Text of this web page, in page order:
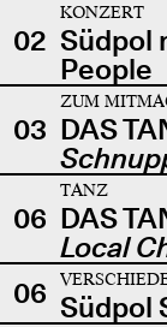
02
KONZERT
Südpol
People
03
ZUM
DAS
06
TANZ
DAS
Local
06 Südpol